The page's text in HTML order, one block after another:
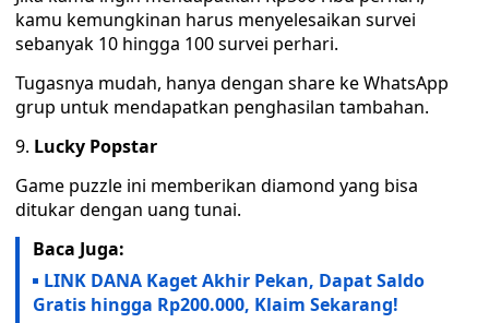
kamu kemungkinan harus menyelesaikan survei
sebanyak 10 hingga 100 survei perhari.
Tugasnya mudah, hanya dengan share ke WhatsApp
grup untuk mendapatkan penghasilan tambahan.
Lucky Popstar
Game puzzle ini memberikan diamond yang bisa
ditukar dengan uang tunai.
Baca Juga:
LINK DANA Kaget Akhir Pekan, Dapat Saldo
Gratis hingga Rp200.000, Klaim Sekarang!